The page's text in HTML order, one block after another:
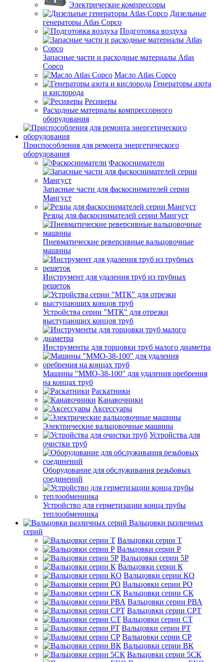
Электрические компрессоры
Дизельные
генераторы Atlas Copco
Подготовка воздуха
Запасные части и расходные материалы Atlas
Copco
Масло Atlas Copco
Генераторы азота
и кислорода
Ресиверы
Расходные материалы компрессорного
оборудования
Приспособления для ремонта энергетического
оборудования
Фаскосниматели
Запасные части для фаскоснимателей серии
Мангуст
Резцы для фаскоснимателей серии Мангуст
Пневматические реверсивные вальцовочные
машины
Инструмент для удаления труб из трубных
решеток
Устройства серии "МТК" для отрезки
выступающих концов труб
Инструменты для торцовки труб малого диаметра
Машины "ММО-38-100" для удаления оребрения
на концах труб
Раскатники
Канавочники
Аксессуары
Электрические вальцовочные машины
Устройства для
очистки труб
Оборудование для обслуживания резьбовых
соединений
Устройство для герметизации конца трубы
теплообменника
Вальцовки различных
серий
Вальцовки серии Т
Вальцовки серии Р
Вальцовки серии 5Р
Вальцовки серии К
Вальцовки серии КО
Вальцовки серии РО
Вальцовки серии СК
Вальцовки серии РВА
Вальцовки серии СРТ
Вальцовки серии СТ
Вальцовки серии РТ
Вальцовки серии СР
Вальцовки серии ВК
Вальцовки серии 5СК